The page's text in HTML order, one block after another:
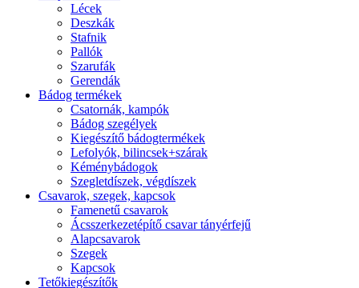
Lécek
Deszkák
Stafnik
Pallók
Szarufák
Gerendák
Bádog termékek
Csatornák, kampók
Bádog szegélyek
Kiegészítő bádogtermékek
Lefolyók, bilincsek+szárak
Kéménybádogok
Szegletdíszek, végdíszek
Csavarok, szegek, kapcsok
Famenetű csavarok
Ácsszerkezetépítő csavar tányérfejű
Alapcsavarok
Szegek
Kapcsok
Tetőkiegészítők